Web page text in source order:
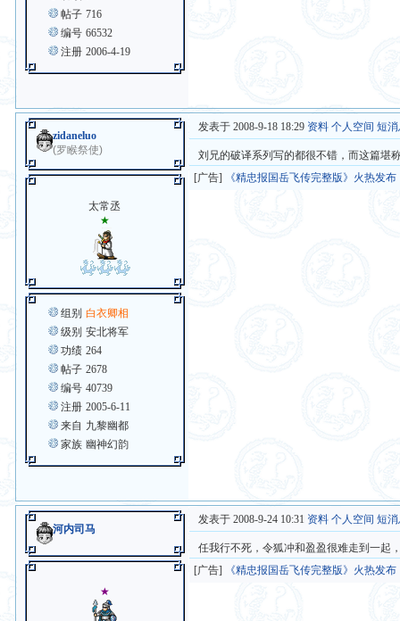
帖子 716
编号 66532
注册 2006-4-19
zidaneluo
(罗睺祭使)
太常丞
★
组别 白衣卿相
级别 安北将军
功绩 264
帖子 2678
编号 40739
注册 2005-6-11
来自 九黎幽都
家族 幽神幻韵
发表于 2008-9-18 18:29 资料 个人空间 短
刘兄的破译系列写的都很不错，而这篇堪
[广告]
《精忠报国岳飞传完整版》火热发布
河内司马
★
发表于 2008-9-24 10:31 资料 个人空间 短
任我行不死，令狐冲和盈盈很难走到一起
[广告]
《精忠报国岳飞传完整版》火热发布